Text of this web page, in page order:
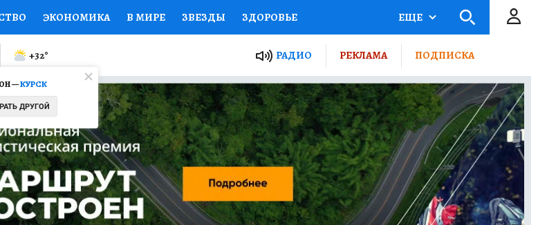
ЭКОНОМИКА В МИРЕ ЗВЕЗДЫ ЗДОРОВЬЕ
НАЦИОНАЛЬНЫЕ ПРОЕКТЫ РОССИИ
МИР Я ЗНАЮ СЕМЬЯ ЖЕНСКИЕ СЕКРЕТЫ ПУТЕВОДИТЕЛЬ
СЕРИАЛЫ СПЕЦПРОЕКТЫ ДЕФИЦИТ ЖЕЛЕЗА ТУРИЗМ
КОНКУРСЫ РАБОТА У НАС ГИД ПОТРЕБИТЕЛЯ ВСЕ О КП
ЕЩЕ
—КУРСК
ДРУГОЙ
+32° РАДИО РЕКЛАМА ПОДПИСКА